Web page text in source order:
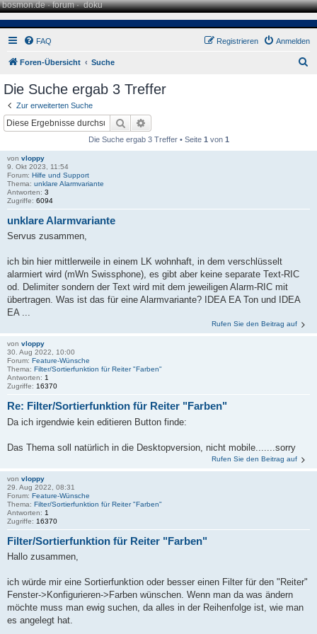
bosmon.de·forum·doku
FAQ Anmelden
Registrieren
Foren-Übersicht Suche
Die Suche ergab 3 Treffer
Zur erweiterten Suche
Suche
Die Suche ergab 3 Treffer • Seite 1 von 1
von vloppy
9. Okt 2023, 11:54
Forum: Hilfe und Support
Thema: unklare Alarmvariante
Antworten: 3
Zugriffe: 6094
unklare Alarmvariante
Servus zusammen,
ich bin hier mittlerweile in einem LK wohnhaft, in dem verschlüsselt
alarmiert wird (mWn Swissphone), es gibt aber keine separate Text-RIC
od. Delimiter sondern der Text wird mit dem jeweiligen Alarm-RIC mit
übertragen. Was ist das für eine Alarmvariante? IDEA EA Ton und IDEA
EA ...
Rufen Sie den Beitrag auf
von vloppy
30. Aug 2022, 10:00
Forum: Feature-Wünsche
Thema: Filter/Sortierfunktion für Reiter "Farben"
Antworten: 1
Zugriffe: 16370
Re: Filter/Sortierfunktion für Reiter "Farben"
Da ich irgendwie kein editieren Button finde:
Das Thema soll natürlich in die Desktopversion, nicht mobile.......sorry
Rufen Sie den Beitrag auf
von vloppy
29. Aug 2022, 08:31
Forum: Feature-Wünsche
Thema: Filter/Sortierfunktion für Reiter "Farben"
Antworten: 1
Zugriffe: 16370
Filter/Sortierfunktion für Reiter "Farben"
Hallo zusammen,
ich würde mir eine Sortierfunktion oder besser einen Filter für den "Reiter"
Fenster->Konfigurieren->Farben wünschen. Wenn man da was ändern
möchte muss man ewig suchen, da alles in der Reihenfolge ist, wie man
es angelegt hat.